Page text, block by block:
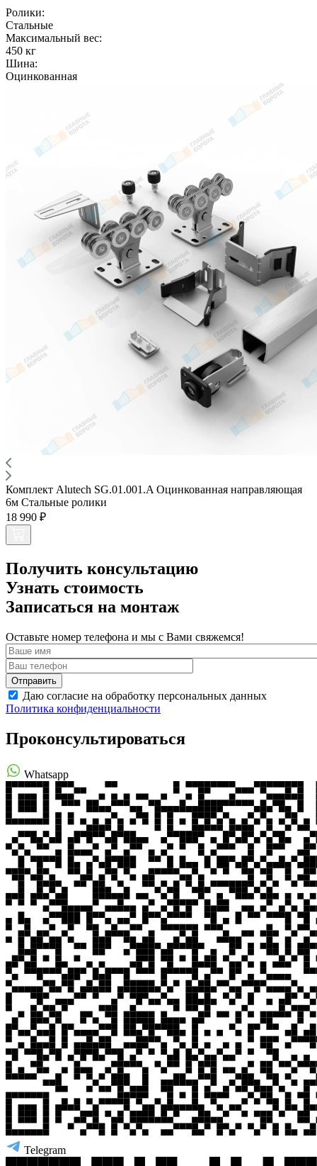
Ролики:
Стальные
Максимальный вес:
450 кг
Шина:
Оцинкованная
Комплект Alutech SG.01.001.A Оцинкованная направляющая
6м Стальные ролики
18 990 ₽
Получить консультацию
Узнать стоимость
Записаться на монтаж
Оставьте номер телефона и мы с Вами свяжемся!
Даю согласие на обработку персональных данных
Политика конфиденциальности
Проконсультироваться
Whatsapp
Telegram